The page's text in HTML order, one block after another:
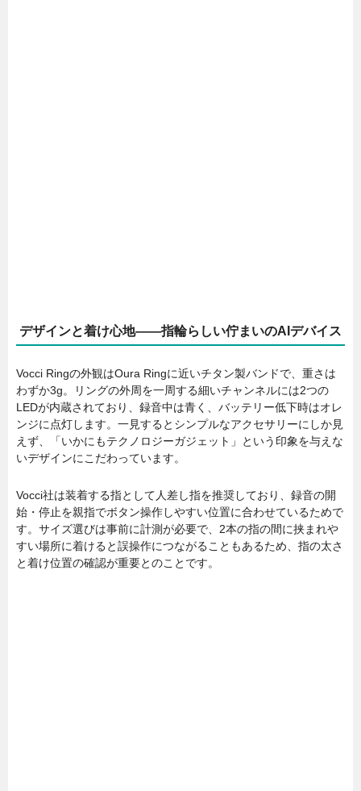
デザインと着け心地――指輪らしい佇まいのAIデバイス
Vocci Ringの外観はOura Ringに近いチタン製バンドで、重さは
わずか3g。リングの外周を一周する細いチャンネルには2つの
LEDが内蔵されており、録音中は青く、バッテリー低下時はオレ
ンジに点灯します。一見するとシンプルなアクセサリーにしか見
えず、「いかにもテクノロジーガジェット」という印象を与えな
いデザインにこだわっています。
Vocci社は装着する指として人差し指を推奨しており、録音の開
始・停止を親指でボタン操作しやすい位置に合わせているためで
す。サイズ選びは事前に計測が必要で、2本の指の間に挟まれや
すい場所に着けると誤操作につながることもあるため、指の太さ
と着け位置の確認が重要とのことです。